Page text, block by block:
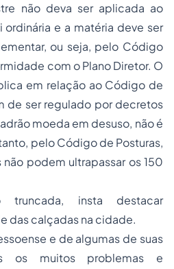
não deva ser aplicada ao
ordinária e a matéria deve ser
ou seja, pelo Código
com o Plano Diretor. O
em relação ao Código de
de ser regulado por decretos
moeda em desuso, não é
pelo Código de Posturas,
podem ultrapassar os 150
truncada, insta destacar
das calçadas na cidade.
e de algumas de suas
os muitos problemas e